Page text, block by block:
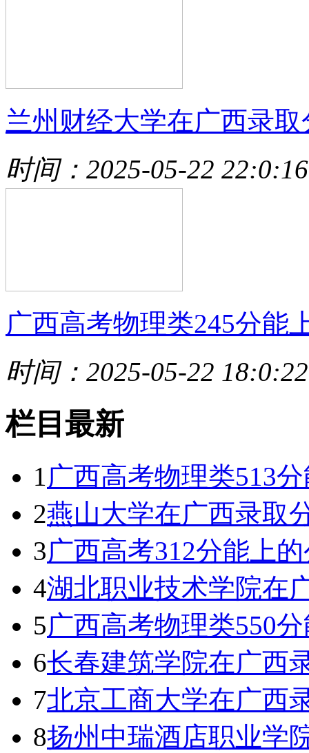
兰州财经大学在广西录取
时间：2025-05-22 22:0:16
广西高考物理类245分能
时间：2025-05-22 18:0:22
栏目最新
1广西高考物理类513
2燕山大学在广西录取
3广西高考312分能上
4湖北职业技术学院在
5广西高考物理类550
6长春建筑学院在广西
7北京工商大学在广西
8扬州中瑞酒店职业学